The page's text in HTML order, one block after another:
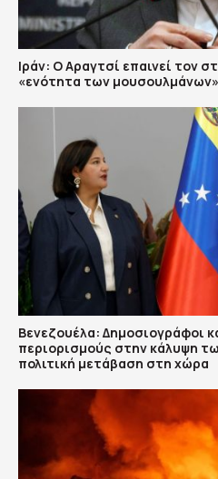
Ιράν: Ο Αραγτσί επαινεί τον
«ενότητα των μουσουλμάνων»
Βενεζουέλα: Δημοσιογράφοι
περιορισμούς στην κάλυψη
πολιτική μετάβαση στη χώρα